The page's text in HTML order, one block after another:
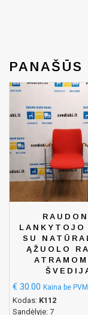
LANKYTOJO
SU
ĄŽUOLO
€ 30.00 Kaina be PVM
Kodas: K112
Sandėlyje: 7